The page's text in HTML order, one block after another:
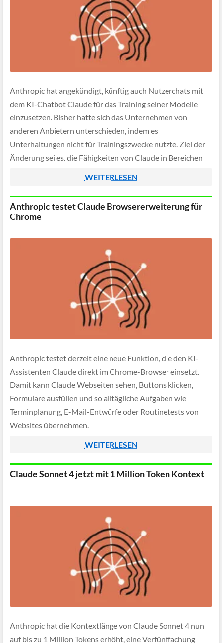
Anthropic hat angekündigt, künftig auch Nutzerchats mit
dem KI-Chatbot Claude für das Training seiner Modelle
einzusetzen. Bisher hatte sich das Unternehmen von
anderen Anbietern unterschieden, indem es
Unterhaltungen nicht für Trainingszwecke nutzte. Ziel der
Änderung sei es, die Fähigkeiten von Claude in Bereichen
verbessern sowie die Erkennung schädlicher […]
WEITERLESEN
Anthropic testet Claude Browsererweiterung für
Chrome
Anthropic testet derzeit eine neue Funktion, die den KI-
Assistenten Claude direkt im Chrome-Browser einsetzt.
Damit kann Claude Webseiten sehen, Buttons klicken,
Formulare ausfüllen und so alltägliche Aufgaben wie
Terminplanung, E-Mail-Entwürfe oder Routinetests von
Websites übernehmen.
WEITERLESEN
Claude Sonnet 4 jetzt mit 1 Million Token Kontext
Anthropic hat die Kontextlänge von Claude Sonnet 4 nun
auf bis zu 1 Million Tokens erhöht, eine Verfünffachung